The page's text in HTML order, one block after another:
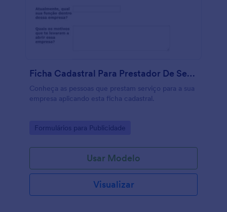
Ficha Cadastral Para Prestador De Serviço
Conheça as pessoas que prestam serviço para a sua
empresa aplicando esta ficha cadastral.
Go to Category:
Formulários para Publicidade
Usar Modelo
Visualizar